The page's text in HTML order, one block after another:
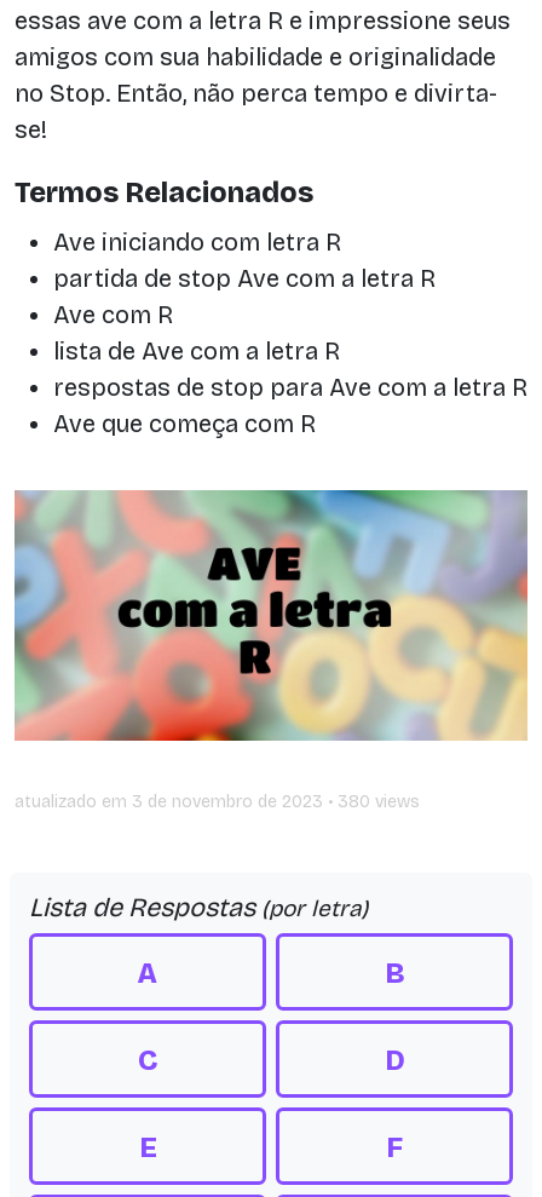
essas ave com a letra R e impressione seus
amigos com sua habilidade e originalidade
no Stop. Então, não perca tempo e divirta-
se!
Termos Relacionados
Ave iniciando com letra R
partida de stop Ave com a letra R
Ave com R
lista de Ave com a letra R
respostas de stop para Ave com a letra R
Ave que começa com R
atualizado em 3 de novembro de 2023 • 380 views
Lista de Respostas (por letra)
A B
C D
E F